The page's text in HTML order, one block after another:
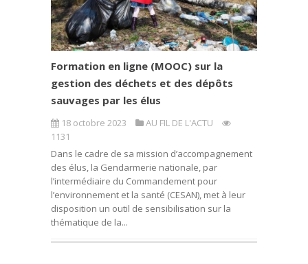
Formation en ligne (MOOC) sur la
gestion des déchets et des dépôts
sauvages par les élus
18 octobre 2023
AU FIL DE L'ACTU
1131
Dans le cadre de sa mission d’accompagnement
des élus, la Gendarmerie nationale, par
l’intermédiaire du Commandement pour
l’environnement et la santé (CESAN), met à leur
disposition un outil de sensibilisation sur la
thématique de la...